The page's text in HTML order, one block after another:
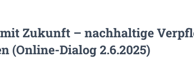
Zukunft – nachhaltige
(Online-Dialog 2.6.2025)